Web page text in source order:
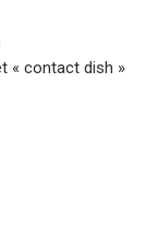
« contact dish »